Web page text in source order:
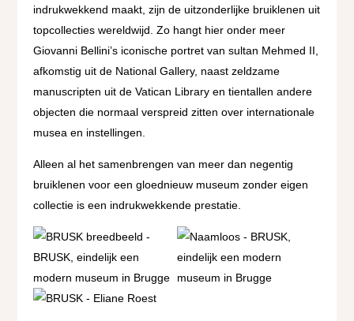
indrukwekkend maakt, zijn de uitzonderlijke bruiklenen uit
topcollecties wereldwijd. Zo hangt hier onder meer
Giovanni Bellini’s iconische portret van sultan Mehmed II,
afkomstig uit de National Gallery, naast zeldzame
manuscripten uit de Vatican Library en tientallen andere
objecten die normaal verspreid zitten over internationale
musea en instellingen.
Alleen al het samenbrengen van meer dan negentig
bruiklenen voor een gloednieuw museum zonder eigen
collectie is een indrukwekkende prestatie.